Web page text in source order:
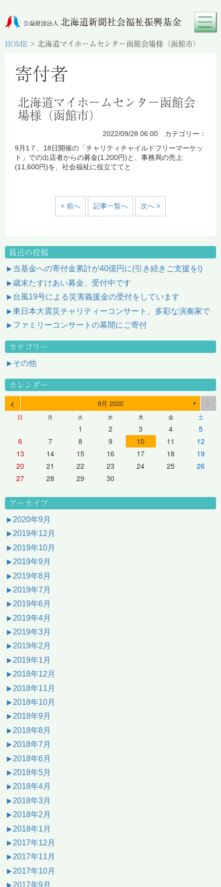
HOME > 北海道マイホームセンター函館会場様（函館市）
寄付者
北海道マイホームセンター函館会
場様（函館市）
2022/09/28 06:00 カテゴリー：
9月1７、18日開催の「チャリティチャイルドフリーマーケッ
ト」での出店者からの募金(1,200円)と、事務局の売上
(11,600円)を、社会福祉に役立ててと
< 前へ 記事一覧へ 次へ >
最近の投稿
当基金への寄付金累計が40億円に(引き続きご支援を!)
歳末たすけあい募金、受付中です
台風19号による災害義援金の受付をしています
東日本大震災チャリティーコンサート、多彩な演奏家で
ファミリーコンサートの幕間にご寄付
カテゴリー
その他
カレンダー
< 9月 2020 ▼
日 月 火 水 木 金 土
1 2 3 4
5
6
7 8 9 10 11
12
13
14 15 16 17 18
19
20
21 22 23 24 25
26
27
28 29 30
アーカイブ
2020年9月
2019年12月
2019年10月
2019年9月
2019年8月
2019年7月
2019年6月
2019年4月
2019年3月
2019年2月
2019年1月
2018年12月
2018年11月
2018年10月
2018年9月
2018年8月
2018年7月
2018年6月
2018年5月
2018年4月
2018年3月
2018年2月
2018年1月
2017年12月
2017年11月
2017年10月
2017年9月